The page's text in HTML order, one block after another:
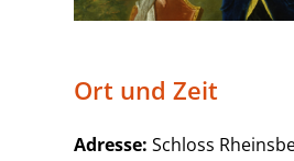
Ort und Zeit
Adresse: Schloss